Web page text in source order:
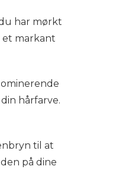
har mørkt
et markant
hårfarve.
til at
på dine